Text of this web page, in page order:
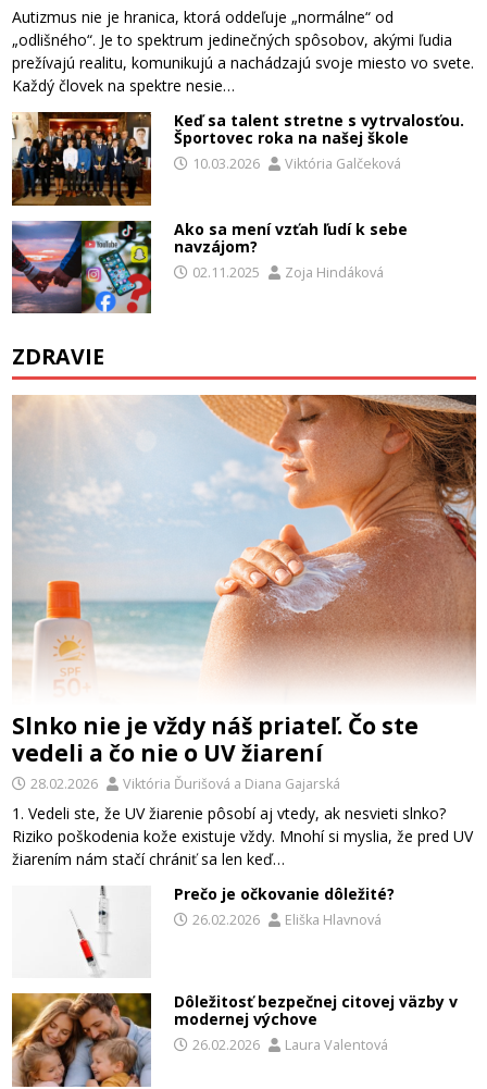
Autizmus nie je hranica, ktorá oddeľuje „normálne“ od
„odlišného“. Je to spektrum jedinečných spôsobov, akými ľudia
prežívajú realitu, komunikujú a nachádzajú svoje miesto vo svete.
Každý človek na spektre nesie…
Keď sa talent stretne s vytrvalosťou.
Športovec roka na našej škole
10.03.2026 Viktória Galčeková
Ako sa mení vzťah ľudí k sebe
navzájom?
02.11.2025 Zoja Hindáková
ZDRAVIE
Slnko nie je vždy náš priateľ. Čo ste
vedeli a čo nie o UV žiarení
28.02.2026 Viktória Ďurišová a Diana Gajarská
1. Vedeli ste, že UV žiarenie pôsobí aj vtedy, ak nesvieti slnko?
Riziko poškodenia kože existuje vždy. Mnohí si myslia, že pred UV
žiarením nám stačí chrániť sa len keď…
Prečo je očkovanie dôležité?
26.02.2026 Eliška Hlavnová
Dôležitosť bezpečnej citovej väzby v
modernej výchove
26.02.2026 Laura Valentová